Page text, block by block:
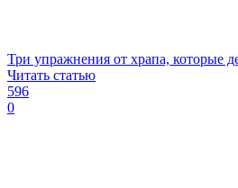
Три упражнения от храпа, которые
Читать статью
596
0